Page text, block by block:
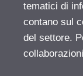
tematici di
contano sul
del settore.